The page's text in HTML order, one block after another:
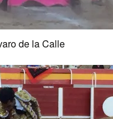
de la Calle